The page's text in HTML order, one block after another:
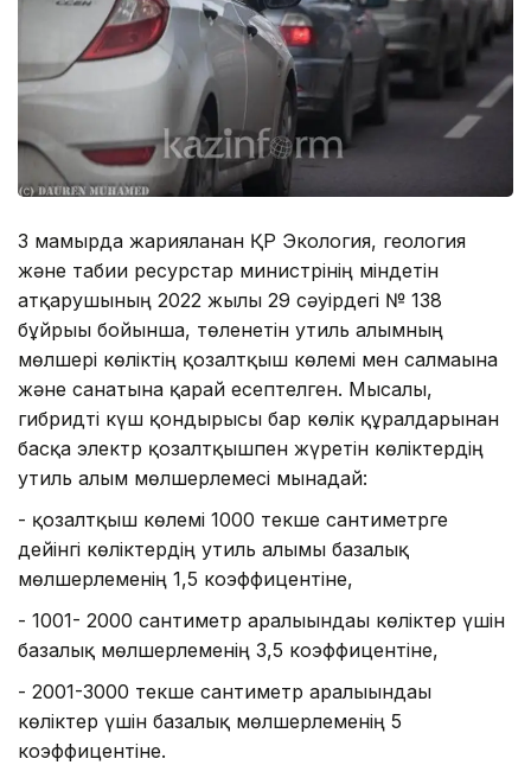
3 мамырда жарияланған ҚР Экология, геология
және табиғи ресурстар министрінің міндетін
атқарушының 2022 жылғы 29 сәуірдегі № 138
бұйрығы бойынша, төленетін утиль алымның
мөлшері көліктің қозғалтқыш көлемі мен салмағына
және санатына қарай есептелген. Мысалы,
гибридті күш қондырғысы бар көлік құралдарынан
басқа электр қозғалтқышпен жүретін көліктердің
утиль алым мөлшерлемесі мынадай:
- қозғалтқыш көлемі 1000 текше сантиметрге
дейінгі көліктердің утиль алымы базалық
мөлшерлеменің 1,5 коэффицентіне,
- 1001- 2000 сантиметр аралығындағы көліктер үшін
базалық мөлшерлеменің 3,5 коэффицентіне,
- 2001-3000 текше сантиметр аралығындағы
көліктер үшін базалық мөлшерлеменің 5
коэффицентіне.